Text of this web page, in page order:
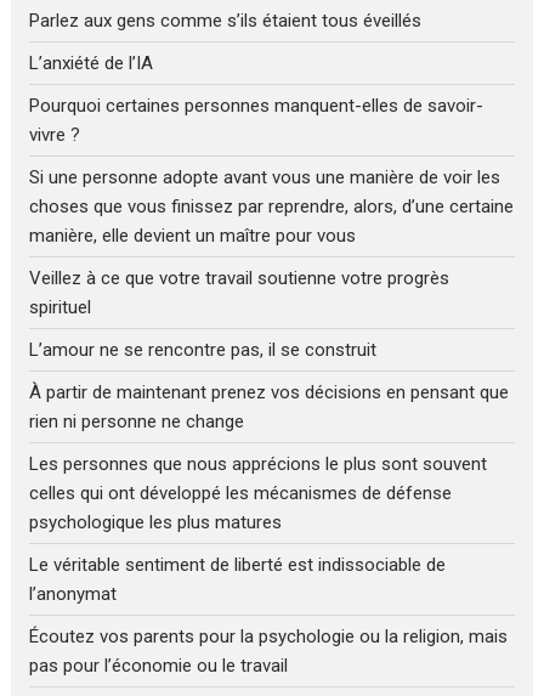
Parlez aux gens comme s’ils étaient tous éveillés
L’anxiété de l’IA
Pourquoi certaines personnes manquent-elles de savoir-
vivre ?
Si une personne adopte avant vous une manière de voir les
choses que vous finissez par reprendre, alors, d’une certaine
manière, elle devient un maître pour vous
Veillez à ce que votre travail soutienne votre progrès
spirituel
L’amour ne se rencontre pas, il se construit
À partir de maintenant prenez vos décisions en pensant que
rien ni personne ne change
Les personnes que nous apprécions le plus sont souvent
celles qui ont développé les mécanismes de défense
psychologique les plus matures
Le véritable sentiment de liberté est indissociable de
l’anonymat
Écoutez vos parents pour la psychologie ou la religion, mais
pas pour l’économie ou le travail